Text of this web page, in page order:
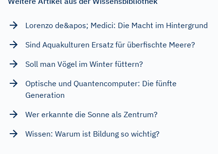
Lorenzo de&apos; Medici: Die Macht im Hintergrund
Sind Aquakulturen Ersatz für überfischte Meere?
Soll man Vögel im Winter füttern?
Optische und Quantencomputer: Die fünfte
Generation
Wer erkannte die Sonne als Zentrum?
Wissen: Warum ist Bildung so wichtig?